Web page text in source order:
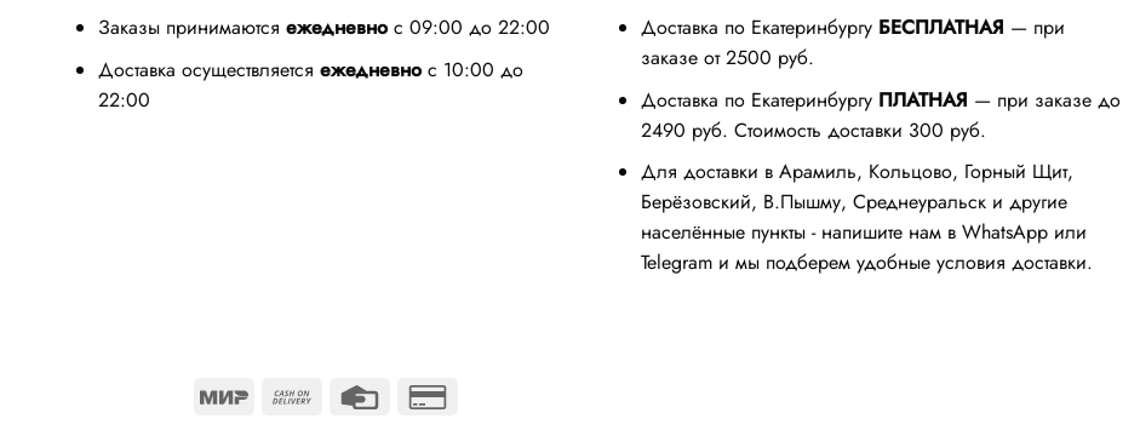
Заказы принимаются ежедневнос 09:00 до 22:00
Доставка осуществляется ежедневнос 10:00 до
22:00
Доставка по Екатеринбургу БЕСПЛАТНАЯ — при
заказе от 2500 руб.
Доставка по Екатеринбургу ПЛАТНАЯ — при заказе до
2490 руб. Стоимость доставки 300 руб.
Для доставки в Арамиль, Кольцово, Горный Щит,
Берёзовский, В.Пышму, Среднеуральск и другие
населённые пункты - напишите нам в WhatsApp или
Telegram и мы подберем удобные условия доставки.
Mir
Cash
Credit